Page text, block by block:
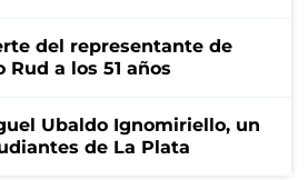
del representante de
a los 51 años
Ubaldo Ignomiriello, un
de La Plata